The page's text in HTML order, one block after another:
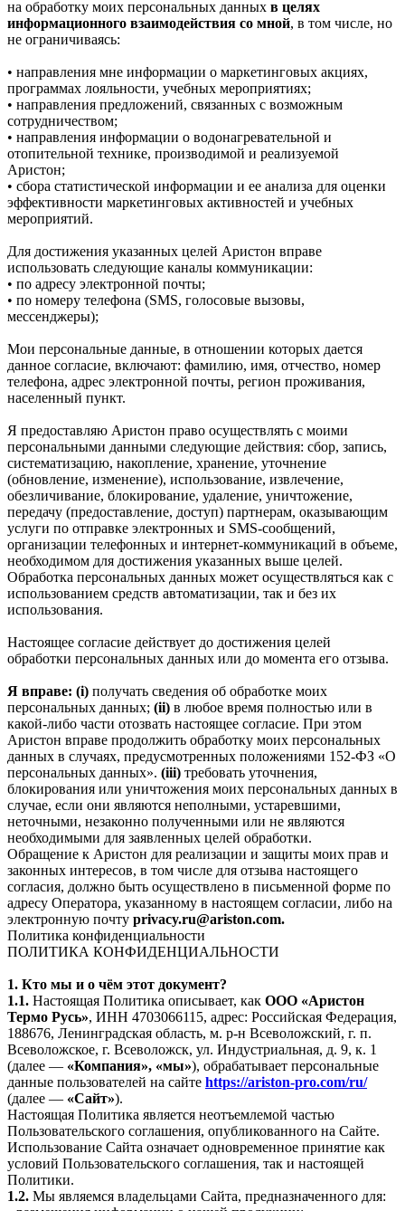
на обработку моих персональных данных в целях
информационного взаимодействия со мной, в том числе, но
не ограничиваясь:
• направления мне информации о маркетинговых акциях,
программах лояльности, учебных мероприятиях;
• направления предложений, связанных с возможным
сотрудничеством;
• направления информации о водонагревательной и
отопительной технике, производимой и реализуемой
Аристон;
• сбора статистической информации и ее анализа для оценки
эффективности маркетинговых активностей и учебных
мероприятий.
Для достижения указанных целей Аристон вправе
использовать следующие каналы коммуникации:
• по адресу электронной почты;
• по номеру телефона (SMS, голосовые вызовы,
мессенджеры);
Мои персональные данные, в отношении которых дается
данное согласие, включают: фамилию, имя, отчество, номер
телефона, адрес электронной почты, регион проживания,
населенный пункт.
Я предоставляю Аристон право осуществлять с моими
персональными данными следующие действия: сбор, запись,
систематизацию, накопление, хранение, уточнение
(обновление, изменение), использование, извлечение,
обезличивание, блокирование, удаление, уничтожение,
передачу (предоставление, доступ) партнерам, оказывающим
услуги по отправке электронных и SMS‑сообщений,
организации телефонных и интернет‑коммуникаций в объеме,
необходимом для достижения указанных выше целей.
Обработка персональных данных может осуществляться как с
использованием средств автоматизации, так и без их
использования.
Настоящее согласие действует до достижения целей
обработки персональных данных или до момента его отзыва.
Я вправе: (i) получать сведения об обработке моих
персональных данных; (ii) в любое время полностью или в
какой-либо части отозвать настоящее согласие. При этом
Аристон вправе продолжить обработку моих персональных
данных в случаях, предусмотренных положениями 152-ФЗ «О
персональных данных». (iii) требовать уточнения,
блокирования или уничтожения моих персональных данных в
случае, если они являются неполными, устаревшими,
неточными, незаконно полученными или не являются
необходимыми для заявленных целей обработки.
Обращение к Аристон для реализации и защиты моих прав и
законных интересов, в том числе для отзыва настоящего
согласия, должно быть осуществлено в письменной форме по
адресу Оператора, указанному в настоящем согласии, либо на
электронную почту privacy.ru@ariston.com.
Политика конфиденциальности
ПОЛИТИКА КОНФИДЕНЦИАЛЬНОСТИ
1. Кто мы и о чём этот документ?
1.1. Настоящая Политика описывает, как ООО «Аристон
Термо Русь», ИНН 4703066115, адрес: Российская Федерация,
188676, Ленинградская область, м. р-н Всеволожский, г. п.
Всеволожское, г. Всеволожск, ул. Индустриальная, д. 9, к. 1
(далее — «Компания», «мы»), обрабатывает персональные
данные пользователей на сайте https://ariston-pro.com/ru/
(далее — «Сайт»).
Настоящая Политика является неотъемлемой частью
Пользовательского соглашения, опубликованного на Сайте.
Использование Сайта означает одновременное принятие как
условий Пользовательского соглашения, так и настоящей
Политики.
1.2. Мы являемся владельцами Сайта, предназначенного для: